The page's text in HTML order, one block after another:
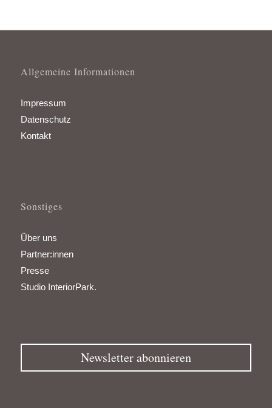
Allgemeine Informationen
Impressum
Datenschutz
Kontakt
Sonstiges
Über uns
Partner:innen
Presse
Studio InteriorPark.
Newsletter abonnieren